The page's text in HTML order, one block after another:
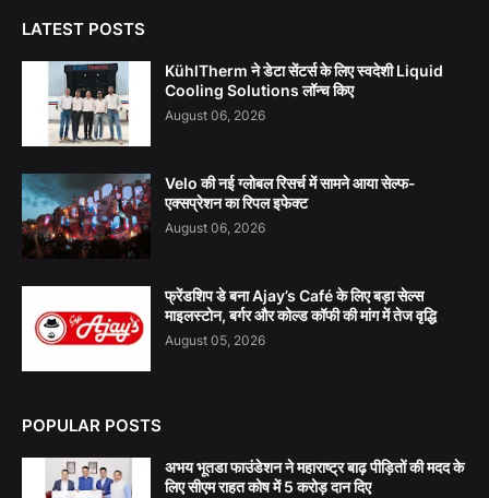
LATEST POSTS
KühlTherm ने डेटा सेंटर्स के लिए स्वदेशी Liquid
Cooling Solutions लॉन्च किए
August 06, 2026
Velo की नई ग्लोबल रिसर्च में सामने आया सेल्फ-
एक्सप्रेशन का रिपल इफेक्ट
August 06, 2026
फ्रेंडशिप डे बना Ajay’s Café के लिए बड़ा सेल्स
माइलस्टोन, बर्गर और कोल्ड कॉफी की मांग में तेज वृद्धि
August 05, 2026
POPULAR POSTS
अभय भूतडा फाउंडेशन ने महाराष्ट्र बाढ़ पीड़ितों की मदद के
लिए सीएम राहत कोष में 5 करोड़ दान दिए